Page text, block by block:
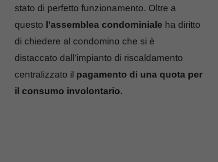
stato di perfetto funzionamento. Oltre a
questo l’assemblea condominiale ha diritto
di chiedere al condomino che si è
distaccato dall’impianto di riscaldamento
centralizzato il pagamento di una quota per
il consumo involontario.